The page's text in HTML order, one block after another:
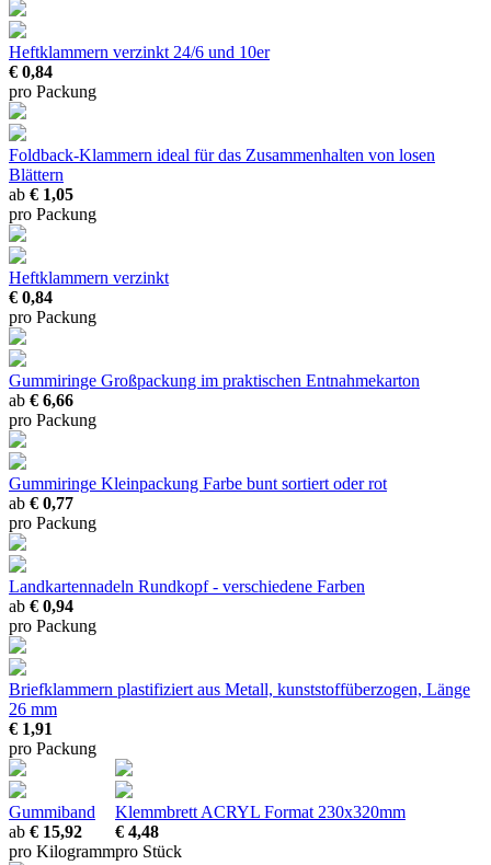
Heftklammern verzinkt 24/6 und 10er
€ 0,84
pro Packung
Foldback-Klammern ideal für das Zusammenhalten von losen
Blättern
ab € 1,05
pro Packung
Heftklammern verzinkt
€ 0,84
pro Packung
Gummiringe Großpackung im praktischen Entnahmekarton
ab € 6,66
pro Packung
Gummiringe Kleinpackung Farbe bunt sortiert oder rot
ab € 0,77
pro Packung
Landkartennadeln Rundkopf - verschiedene Farben
ab € 0,94
pro Packung
Briefklammern plastifiziert aus Metall, kunststoffüberzogen, Länge
26 mm
€ 1,91
pro Packung
Gummiband
ab € 15,92
pro Kilogramm
Klemmbrett ACRYL Format 230x320mm
€ 4,48
pro Stück